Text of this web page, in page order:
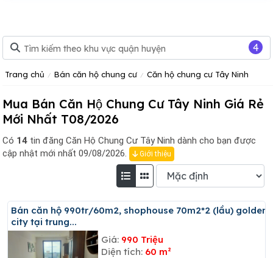
Trang chủ Bán căn hộ chung cư Căn hộ chung cư Tây Ninh
Mua Bán Căn Hộ Chung Cư Tây Ninh Giá Rẻ
Mới Nhất T08/2026
Có 14 tin đăng Căn Hộ Chung Cư Tây Ninh dành cho bạn được
cập nhật mới nhất 09/08/2026.
Giới thiệu
Bán căn hộ 990tr/60m2, shophouse 70m2*2 (lầu) golden
city tại trung...
Giá: 990 Triệu
Diện tích: 60 m²
4